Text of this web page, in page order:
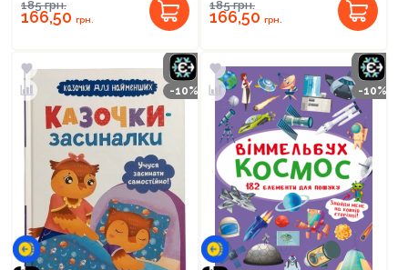
185грн.
166,50 грн.
185грн.
166,50 грн.
-10% -10%